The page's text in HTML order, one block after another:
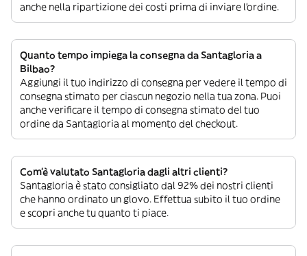
anche nella ripartizione dei costi prima di inviare l’ordine.
Quanto tempo impiega la consegna da Santagloria a
Bilbao?
Aggiungi il tuo indirizzo di consegna per vedere il tempo di
consegna stimato per ciascun negozio nella tua zona. Puoi
anche verificare il tempo di consegna stimato del tuo
ordine da Santagloria al momento del checkout.
Com’è valutato Santagloria dagli altri clienti?
Santagloria è stato consigliato dal 92% dei nostri clienti
che hanno ordinato un glovo. Effettua subito il tuo ordine
e scopri anche tu quanto ti piace.